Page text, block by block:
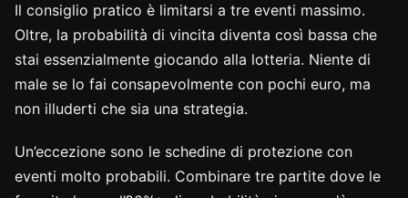
Il consiglio pratico è limitarsi a tre eventi massimo.
Oltre, la probabilità di vincita diventa così bassa che
stai essenzialmente giocando alla lotteria. Niente di
male se lo fai consapevolmente con pochi euro, ma
non illuderti che sia una strategia.
Un’eccezione sono le schedine di protezione con
eventi molto probabili. Combinare tre partite dove le